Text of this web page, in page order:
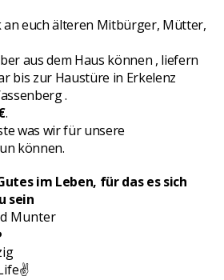
an euch älteren Mitbürger, Mütter,
aus dem Haus können , liefern
bis zur Haustüre in Erkelenz
.
.
was wir für unsere
können.
im Leben, für das es sich
sein
Munter
✌